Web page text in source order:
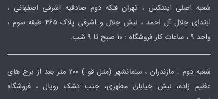
شعبه اصلی اینتکس ، تهران فلکه دوم صادقیه اشرفی اصفهانی ،
ابتدای جلال آل احمد ، نبش جلال و اشرفی پلاک 465 طبقه سوم ،
واحد ۹ ، ساعات کار فروشگاه : ۱۰ صبح تا ۹ شب.
شعبه دوم : مازندران ، سلمانشهر (متل قو ) ۲۰۰ متر بعد از برج های
عظیم زاده، نبش خیابان مطهری، جنب تشک رویال ، فروشگاه